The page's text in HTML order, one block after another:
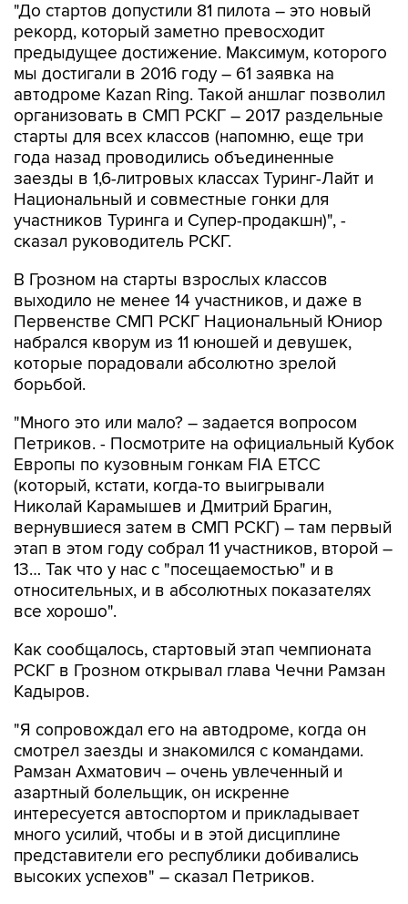
"До стартов допустили 81 пилота – это новый
рекорд, который заметно превосходит
предыдущее достижение. Максимум, которого
мы достигали в 2016 году – 61 заявка на
автодроме Kazan Ring. Такой аншлаг позволил
организовать в СМП РСКГ – 2017 раздельные
старты для всех классов (напомню, еще три
года назад проводились объединенные
заезды в 1,6-литровых классах Туринг-Лайт и
Национальный и совместные гонки для
участников Туринга и Супер-продакшн)", -
сказал руководитель РСКГ.
В Грозном на старты взрослых классов
выходило не менее 14 участников, и даже в
Первенстве СМП РСКГ Национальный Юниор
набрался кворум из 11 юношей и девушек,
которые порадовали абсолютно зрелой
борьбой.
"Много это или мало? – задается вопросом
Петриков. - Посмотрите на официальный Кубок
Европы по кузовным гонкам FIA ETCC
(который, кстати, когда-то выигрывали
Николай Карамышев и Дмитрий Брагин,
вернувшиеся затем в СМП РСКГ) – там первый
этап в этом году собрал 11 участников, второй –
13… Так что у нас с "посещаемостью" и в
относительных, и в абсолютных показателях
все хорошо".
Как сообщалось, стартовый этап чемпионата
РСКГ в Грозном открывал глава Чечни Рамзан
Кадыров.
"Я сопровождал его на автодроме, когда он
смотрел заезды и знакомился с командами.
Рамзан Ахматович – очень увлеченный и
азартный болельщик, он искренне
интересуется автоспортом и прикладывает
много усилий, чтобы и в этой дисциплине
представители его республики добивались
высоких успехов" – сказал Петриков.